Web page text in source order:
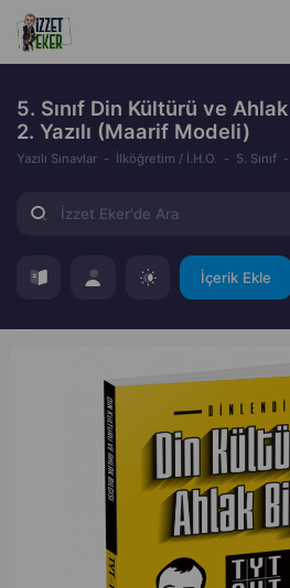
5. Sınıf Din Kültürü ve
2. Yazılı (Maarif Modeli)
Yazılı Sınavlar İlköğretim / İ.H.O. 5. Sınıf
İçerik Ekle